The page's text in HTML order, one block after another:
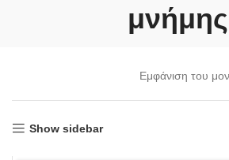
μνήμης
Εμφάνιση του
Show sidebar